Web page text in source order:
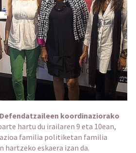
koordinaziorako
hartu du irailaren 9 eta 10ean,
familia politiketan familia
eskaera izan da.